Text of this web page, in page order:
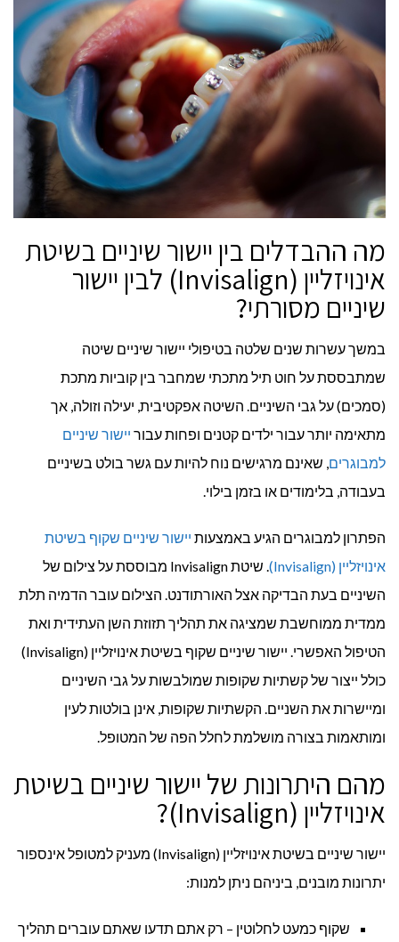
מסורתי?
מה ההבדלים בין יישור שיניים בשיטת
אינויזליין (Invisalign) לבין יישור
שיניים מסורתי?
במשך עשרות שנים שלטה בטיפולי יישור שיניים שיטה
שמתבססת על חוט תיל מתכתי שמחבר בין קוביות מתכת
(סמכים) על גבי השיניים. השיטה אפקטיבית, יעילה וזולה, אך
מתאימה יותר עבור ילדים קטנים ופחות עבור יישור שיניים
למבוגרים, שאינם מרגישים נוח להיות עם גשר בולט בשיניים
בעבודה, בלימודים או בזמן בילוי.
הפתרון למבוגרים הגיע באמצעות יישור שיניים שקוף בשיטת
אינויזליין (Invisalign)
. שיטת Invisalign מבוססת על צילום של
השיניים בעת הבדיקה אצל האורתודנט. הצילום עובר הדמיה תלת
ממדית ממוחשבת שמציגה את תהליך תזוזת השן העתידית ואת
הטיפול האפשרי. יישור שיניים שקוף בשיטת אינויזליין (Invisalign)
כולל ייצור של קשתיות שקופות שמולבשות על גבי השיניים
ומיישרות את השניים. הקשתיות שקופות, אינן בולטות לעין
ומותאמות בצורה מושלמת לחלל הפה של המטופל.
מהם היתרונות של יישור שיניים בשיטת
אינויזליין (Invisalign)?
יישור שיניים בשיטת אינויזליין (Invisalign) מעניק למטופל אינספור
יתרונות מובנים, ביניהם ניתן למנות:
שקוף כמעט לחלוטין – רק אתם תדעו שאתם עוברים תהליך